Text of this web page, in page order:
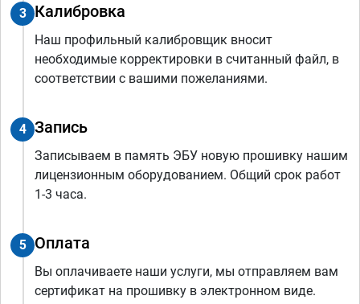
3 Калибровка
Наш профильный калибровщик вносит
необходимые корректировки в считанный файл, в
соответствии с вашими пожеланиями.
4 Запись
Записываем в память ЭБУ новую прошивку нашим
лицензионным оборудованием. Общий срок работ
1-3 часа.
5 Оплата
Вы оплачиваете наши услуги, мы отправляем вам
сертификат на прошивку в электронном виде.